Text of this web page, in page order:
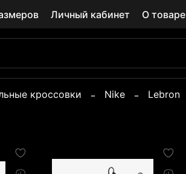
Личный кабинет О товаре
кроссовки Nike Lebron